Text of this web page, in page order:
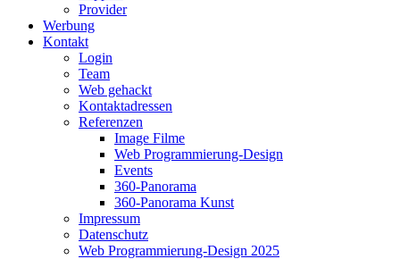
Provider
Werbung
Kontakt
Login
Team
Web gehackt
Kontaktadressen
Referenzen
Image Filme
Web Programmierung-Design
Events
360-Panorama
360-Panorama Kunst
Impressum
Datenschutz
Web Programmierung-Design 2025